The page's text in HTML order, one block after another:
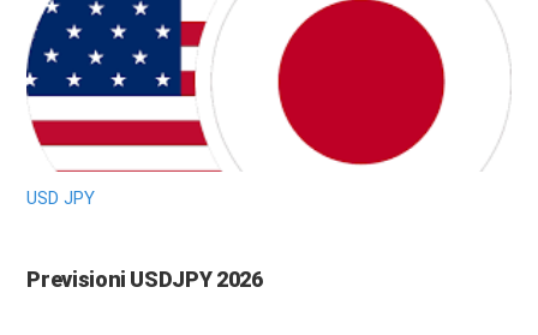
USD JPY
Previsioni USDJPY 2026